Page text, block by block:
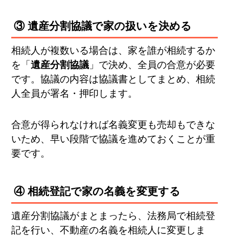
③ 遺産分割協議で家の扱いを決める
相続人が複数いる場合は、家を誰が相続するか
を「遺産分割協議 」で決め、全員の合意が必要
です。協議の内容は協議書としてまとめ、相続
人全員が署名・押印します。
合意が得られなければ名義変更も売却もできな
いため、早い段階で協議を進めておくことが重
要です。
④ 相続登記で家の名義を変更する
遺産分割協議がまとまったら、法務局で相続登
記を行い、不動産の名義を相続人に変更しま